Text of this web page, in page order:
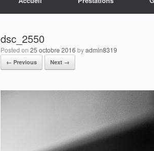
dsc_2550
Posted on 25 octobre 2016 byadmin8319
← Previous Next →